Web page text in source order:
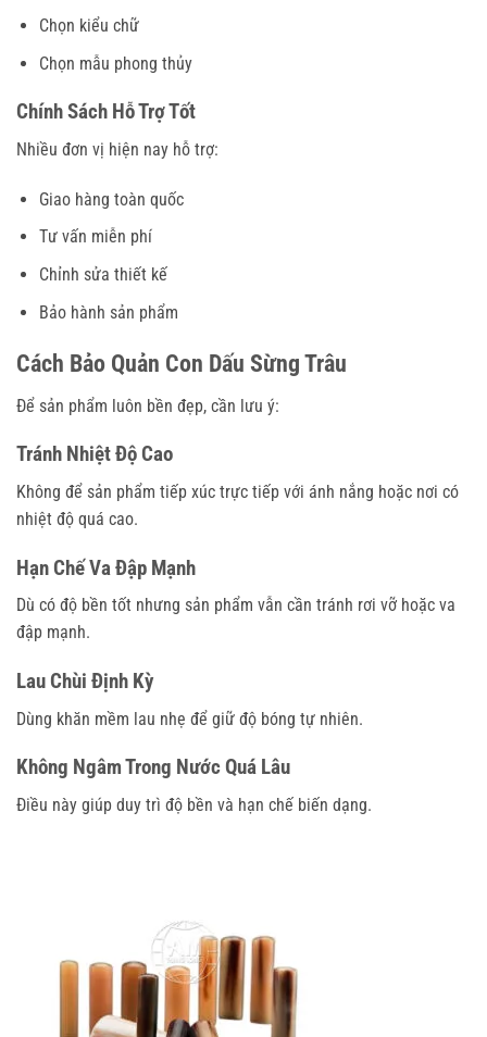
Chọn kiểu chữ
Chọn mẫu phong thủy
Chính Sách Hỗ Trợ Tốt
Nhiều đơn vị hiện nay hỗ trợ:
Giao hàng toàn quốc
Tư vấn miễn phí
Chỉnh sửa thiết kế
Bảo hành sản phẩm
Cách Bảo Quản Con Dấu Sừng Trâu
Để sản phẩm luôn bền đẹp, cần lưu ý:
Tránh Nhiệt Độ Cao
Không để sản phẩm tiếp xúc trực tiếp với ánh nắng hoặc nơi có
nhiệt độ quá cao.
Hạn Chế Va Đập Mạnh
Dù có độ bền tốt nhưng sản phẩm vẫn cần tránh rơi vỡ hoặc va
đập mạnh.
Lau Chùi Định Kỳ
Dùng khăn mềm lau nhẹ để giữ độ bóng tự nhiên.
Không Ngâm Trong Nước Quá Lâu
Điều này giúp duy trì độ bền và hạn chế biến dạng.